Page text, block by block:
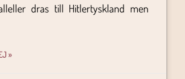
dras till Hitlertyskland men
»